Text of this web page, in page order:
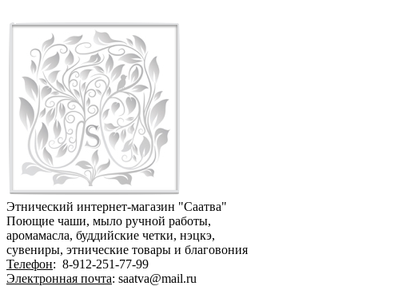
Этнический интернет-магазин "Саатва"
Поющие чаши, мыло ручной работы,
аромамасла, буддийские четки, нэцкэ,
сувениры, этнические товары и благовония
Телефон: 8-912-251-77-99
Электронная почта: saatva@mail.ru